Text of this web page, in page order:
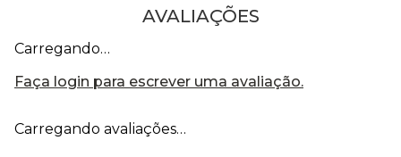
AVALIAÇÕES
Carregando…
Faça login para escrever uma avaliação.
Carregando avaliações…